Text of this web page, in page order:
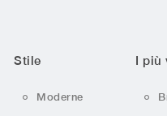
Stile
Moderne
I più